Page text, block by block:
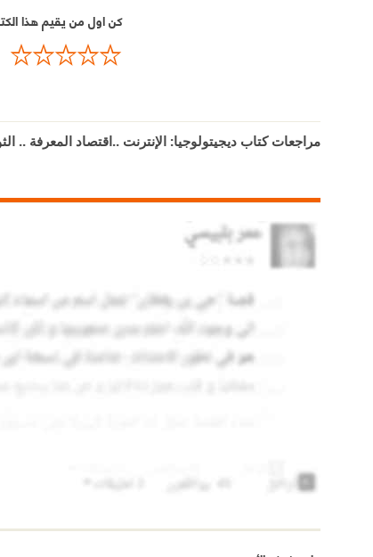
كن اول من يقيم هذا
مراجعات كتاب ديجيتولوجيا: الإنترنت ..اقتصاد المعرفة ..